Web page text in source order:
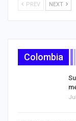
PREV NEXT
Colombia